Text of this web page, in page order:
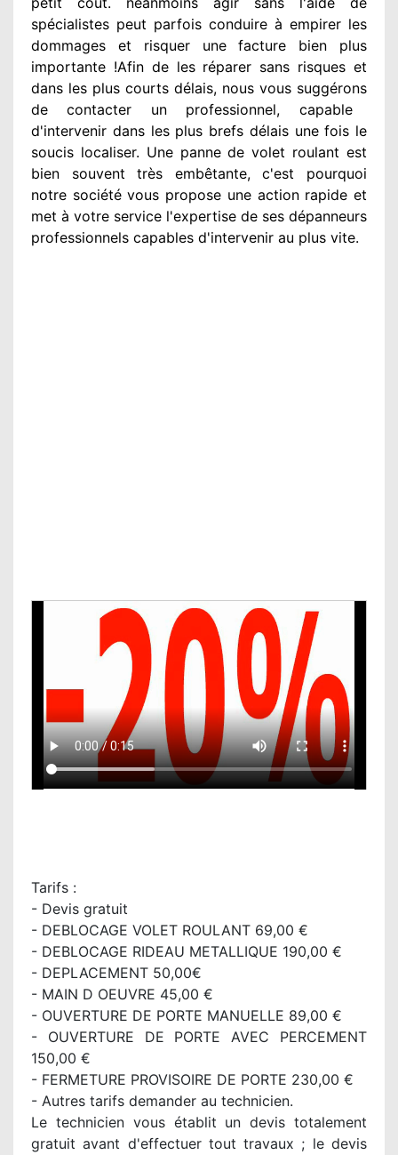
spécialistes peut parfois conduire à empirer les
dommages et risquer une facture bien plus
importante !Afin de les réparer sans risques et
dans les plus courts délais, nous vous suggérons
de contacter un professionnel, capable
d'intervenir dans les plus brefs délais une fois le
soucis localiser. Une panne de volet roulant est
bien souvent très embêtante, c'est pourquoi
notre sociétévous propose une actionrapide et
met à votre service l'expertise de ses dépanneurs
professionnels capables d'intervenir au plus vite.
Tarifs :
- Devis gratuit
- DEBLOCAGE VOLET ROULANT 69,00 €
- DEBLOCAGE RIDEAU METALLIQUE 190,00 €
- DEPLACEMENT 50,00€
- MAIN D OEUVRE 45,00 €
- OUVERTURE DE PORTE MANUELLE 89,00 €
- OUVERTURE DE PORTE AVEC PERCEMENT
150,00 €
- FERMETURE PROVISOIRE DE PORTE 230,00 €
- Autres tarifs demander au technicien.
Le technicien vous établit un devis totalement
gratuit avant d'effectuer tout travaux ; le devis